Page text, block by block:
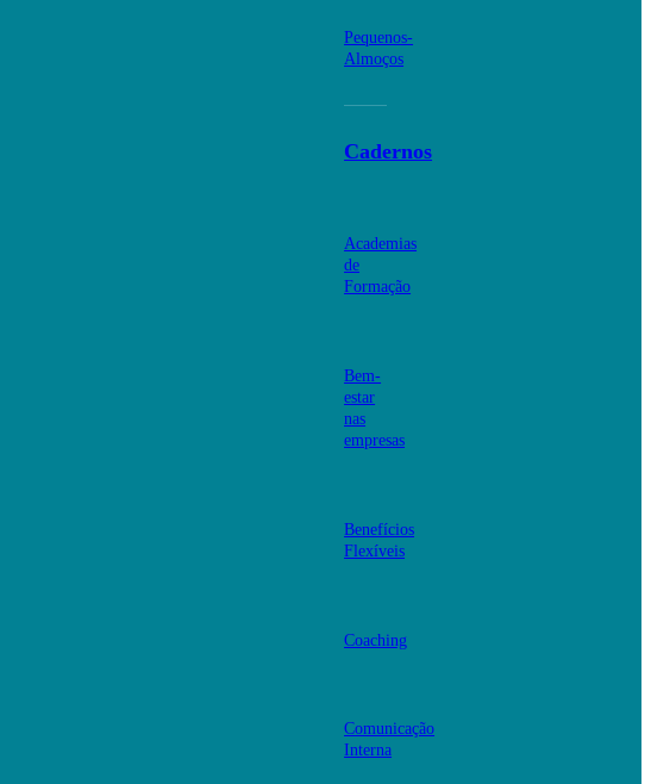
Pequenos-
Almoços
Cadernos
Academias
de
Formação
Bem-
estar
nas
empresas
Benefícios
Flexíveis
Coaching
Comunicação
Interna